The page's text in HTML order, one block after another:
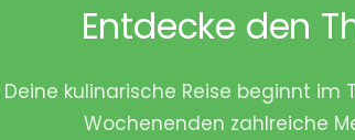
Entdecke den
Deine kulinarische Reise beginnt
Wochenenden zahlreiche